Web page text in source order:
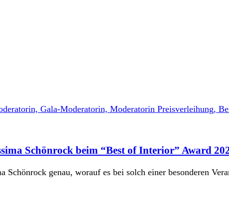
Schönrock beim “Best of Interior” Award
genau, worauf es bei solch einer besonderen